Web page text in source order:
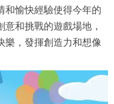
和愉快經驗使得今年的
和挑戰的遊戲場地，
樂，發揮創造力和想像